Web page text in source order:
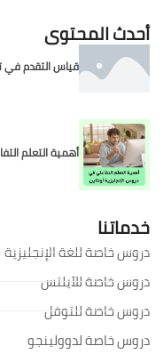
أحدث المحتوى
قياس التقدم في
أهمية التعلم
خدماتنا
دروس خاصة للغة الإنجليزية
دروس خاصة للآيلتس
دروس خاصة للتوفل
دروس خاصة لدوولينجو